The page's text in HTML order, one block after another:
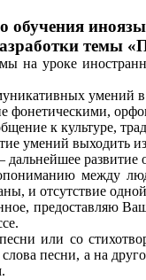
обучения
темы
на уроке
умений
фонетическими,
к культуре,
умений выходить
дальнейшее
между
и отсутствие
предоставляю
или со
песни, а на